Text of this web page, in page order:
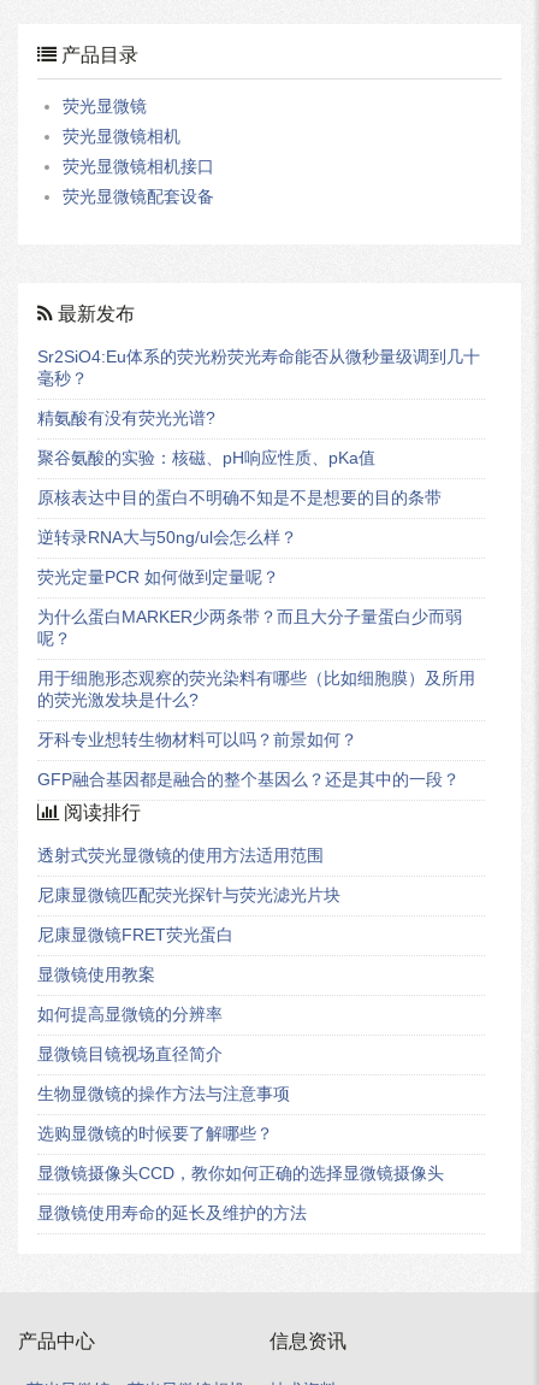
产品目录
荧光显微镜
荧光显微镜相机
荧光显微镜相机接口
荧光显微镜配套设备
最新发布
Sr2SiO4:Eu体系的荧光粉荧光寿命能否从微秒量级调到几十
毫秒？
精氨酸有没有荧光光谱?
聚谷氨酸的实验：核磁、pH响应性质、pKa值
原核表达中目的蛋白不明确不知是不是想要的目的条带
逆转录RNA大与50ng/ul会怎么样？
荧光定量PCR 如何做到定量呢？
为什么蛋白MARKER少两条带？而且大分子量蛋白少而弱
呢？
用于细胞形态观察的荧光染料有哪些（比如细胞膜）及所用
的荧光激发块是什么?
牙科专业想转生物材料可以吗？前景如何？
GFP融合基因都是融合的整个基因么？还是其中的一段？
阅读排行
透射式荧光显微镜的使用方法适用范围
尼康显微镜匹配荧光探针与荧光滤光片块
尼康显微镜FRET荧光蛋白
显微镜使用教案
如何提高显微镜的分辨率
显微镜目镜视场直径简介
生物显微镜的操作方法与注意事项
选购显微镜的时候要了解哪些？
显微镜摄像头CCD，教你如何正确的选择显微镜摄像头
显微镜使用寿命的延长及维护的方法
产品中心 信息资讯